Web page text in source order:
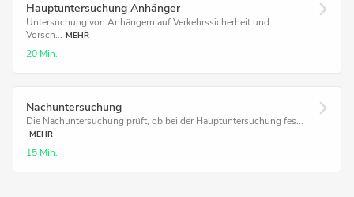
Hauptuntersuchung Anhänger
Untersuchung von Anhängern auf Verkehrssicherheit und
Vorsch... MEHR
20 Min.
Nachuntersuchung
Die Nachuntersuchung prüft, ob bei der Hauptuntersuchung fes...
MEHR
15 Min.